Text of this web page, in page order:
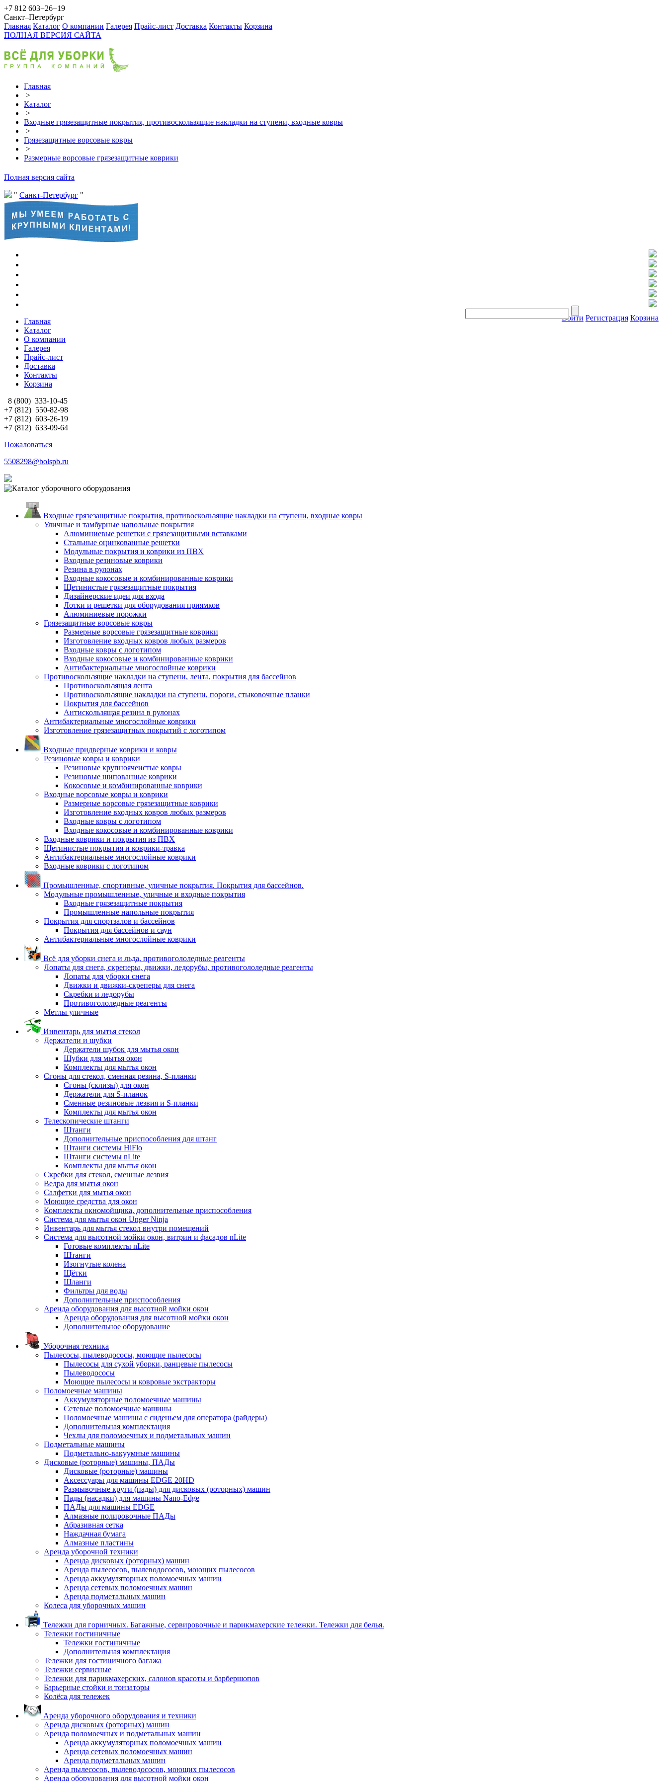
+7 812 603−26−19
Санкт–Петербург
Главная Каталог О компании Галерея Прайс-лист Доставка Контакты Корзина
ПОЛНАЯ ВЕРСИЯ САЙТА
Главная
>
Каталог
>
Входные грязезащитные покрытия, противоскользящие накладки на ступени, входные ковры
>
Грязезащитные ворсовые ковры
>
Размерные ворсовые грязезащитные коврики
Полная версия сайта
Санкт-Петербург
Войти Регистрация Корзина
Главная
Каталог
О компании
Галерея
Прайс-лист
Доставка
Контакты
Корзина
8 (800) 333-10-45
+7 (812) 550-82-98
+7 (812) 603-26-19
+7 (812) 633-09-64
Пожаловаться
5508298@bolspb.ru
Входные грязезащитные покрытия, противоскользящие накладки на ступени, входные ковры
Уличные и тамбурные напольные покрытия
Алюминиевые решетки с грязезащитными вставками
Стальные оцинкованные решетки
Модульные покрытия и коврики из ПВХ
Входные резиновые коврики
Резина в рулонах
Входные кокосовые и комбинированные коврики
Щетинистые грязезащитные покрытия
Дизайнерские идеи для входа
Лотки и решетки для оборудования приямков
Алюминиевые порожки
Грязезащитные ворсовые ковры
Размерные ворсовые грязезащитные коврики
Изготовление входных ковров любых размеров
Входные ковры с логотипом
Входные кокосовые и комбинированные коврики
Антибактериальные многослойные коврики
Противоскользящие накладки на ступени, лента, покрытия для бассейнов
Противоскользящая лента
Противоскользящие накладки на ступени, пороги, стыковочные планки
Покрытия для бассейнов
Антискользящая резина в рулонах
Антибактериальные многослойные коврики
Изготовление грязезащитных покрытий с логотипом
Входные придверные коврики и ковры
Резиновые ковры и коврики
Резиновые крупноячеистые ковры
Резиновые шипованные коврики
Кокосовые и комбинированные коврики
Входные ворсовые ковры и коврики
Размерные ворсовые грязезащитные коврики
Изготовление входных ковров любых размеров
Входные ковры с логотипом
Входные кокосовые и комбинированные коврики
Входные коврики и покрытия из ПВХ
Щетинистые покрытия и коврики-травка
Антибактериальные многослойные коврики
Входные коврики с логотипом
Промышленные, спортивные, уличные покрытия. Покрытия для бассейнов.
Модульные промышленные, уличные и входные покрытия
Входные грязезащитные покрытия
Промышленные напольные покрытия
Покрытия для спортзалов и бассейнов
Покрытия для бассейнов и саун
Антибактериальные многослойные коврики
Всё для уборки снега и льда, противогололедные реагенты
Лопаты для снега, скреперы, движки, ледорубы, противогололедные реагенты
Лопаты для уборки снега
Движки и движки-скреперы для снега
Скребки и ледорубы
Противогололедные реагенты
Метлы уличные
Инвентарь для мытья стекол
Держатели и шубки
Держатели шубок для мытья окон
Шубки для мытья окон
Комплекты для мытья окон
Сгоны для стекол, сменная резина, S-планки
Сгоны (склизы) для окон
Держатели для S-планок
Сменные резиновые лезвия и S-планки
Комплекты для мытья окон
Телескопические штанги
Штанги
Дополнительные приспособления для штанг
Штанги системы HiFlo
Штанги системы nLite
Комплекты для мытья окон
Скребки для стекол, сменные лезвия
Ведра для мытья окон
Салфетки для мытья окон
Моющие средства для окон
Комплекты окномойщика, дополнительные приспособления
Система для мытья окон Unger Ninja
Инвентарь для мытья стекол внутри помещений
Система для высотной мойки окон, витрин и фасадов nLite
Готовые комплекты nLite
Штанги
Изогнутые колена
Щётки
Шланги
Фильтры для воды
Дополнительные приспособления
Аренда оборудования для высотной мойки окон
Аренда оборудования для высотной мойки окон
Дополнительное оборудование
Уборочная техника
Пылесосы, пылеводососы, моющие пылесосы
Пылесосы для сухой уборки, ранцевые пылесосы
Пылеводососы
Моющие пылесосы и ковровые экстракторы
Поломоечные машины
Аккумуляторные поломоечные машины
Сетевые поломоечные машины
Поломоечные машины с сиденьем для оператора (райдеры)
Дополнительная комплектация
Чехлы для поломоечных и подметальных машин
Подметальные машины
Подметально-вакуумные машины
Дисковые (роторные) машины, ПАДы
Дисковые (роторные) машины
Аксессуары для машины EDGE 20HD
Размывочные круги (пады) для дисковых (роторных) машин
Пады (насадки) для машины Nano-Edge
ПАДы для машины EDGE
Алмазные полировочные ПАДы
Абразивная сетка
Наждачная бумага
Алмазные пластины
Аренда уборочной техники
Аренда дисковых (роторных) машин
Аренда пылесосов, пылеводососов, моющих пылесосов
Аренда аккумуляторных поломоечных машин
Аренда сетевых поломоечных машин
Аренда подметальных машин
Колеса для уборочных машин
Тележки для горничных. Багажные, сервировочные и парикмахерские тележки. Тележки для белья.
Тележки гостиничные
Тележки гостиничные
Дополнительная комплектация
Тележки для гостиничного багажа
Тележки сервисные
Тележки для парикмахерских, салонов красоты и барбершопов
Барьерные стойки и тонзаторы
Колёса для тележек
Аренда уборочного оборудования и техники
Аренда дисковых (роторных) машин
Аренда поломоечных и подметальных машин
Аренда аккумуляторных поломоечных машин
Аренда сетевых поломоечных машин
Аренда подметальных машин
Аренда пылесосов, пылеводососов, моющих пылесосов
Аренда оборудования для высотной мойки окон